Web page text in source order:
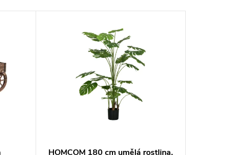
HOMCOM 180 cm umělá rostlina,